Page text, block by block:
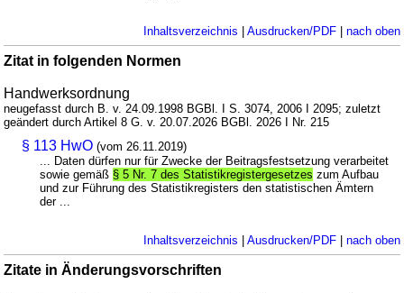
Inhaltsverzeichnis | Ausdrucken/PDF| nach oben
Zitat in folgenden Normen
Handwerksordnung
neugefasst durch B. v. 24.09.1998 BGBl. I S. 3074, 2006 I 2095; zuletzt
geändert durch Artikel 8 G. v. 20.07.2026 BGBl. 2026 I Nr. 215
§ 113 HwO (vom 26.11.2019)
... Daten dürfen nur für Zwecke der Beitragsfestsetzung verarbeitet
sowie gemäß § 5 Nr. 7 des Statistikregistergesetzes zum Aufbau
und zur Führung des Statistikregisters den statistischen Ämtern
der ...
Inhaltsverzeichnis | Ausdrucken/PDF| nach oben
Zitate in Änderungsvorschriften